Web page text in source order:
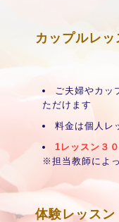
カップルレッ
ご夫婦やカッ
ただけます
料金は個人レ
1レッスン３
※担当教師によ
体験レッスン